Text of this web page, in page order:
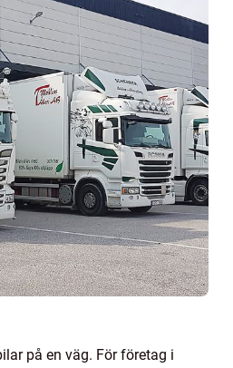
på en väg. För företag i